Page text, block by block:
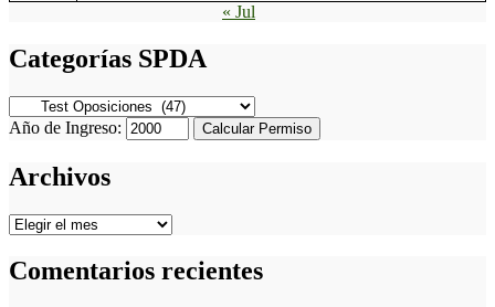
« Jul
Categorías SPDA
Categorías
SPDA
Año de Ingreso: Calcular Permiso
Archivos
Archivos
Comentarios recientes